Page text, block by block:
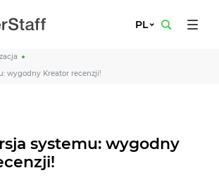
PL
wygodny Kreator recenzji!
systemu: wygodny